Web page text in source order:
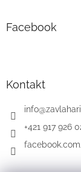
Facebook
Kontakt
info@
+421 917 926